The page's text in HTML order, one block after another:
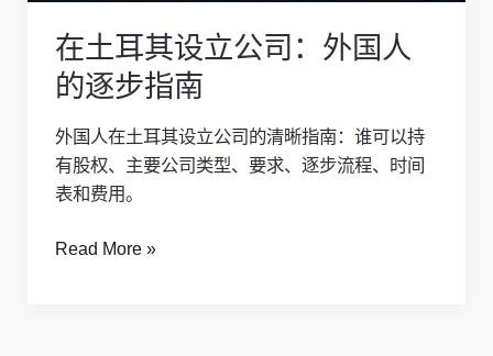
在土耳其设立公司：外国人
的逐步指南
外国人在土耳其设立公司的清晰指南：谁可以持
有股权、主要公司类型、要求、逐步流程、时间
表和费用。
国
人
的
逐
步
指
Read More »